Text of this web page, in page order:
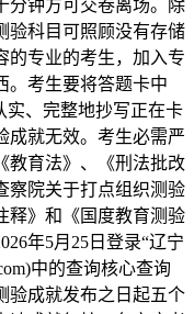
分钟方可交卷离场。除
验科目可照顾没有存储
的专业的考生，加入专
。考生要将答题卡中
实、完整地抄写正在卡
成就无效。考生必需严
教育法》、《刑法批改
察院关于打点组织测验
释》和《国度教育测验
年5月25日登录“辽宁
中的查询核心查询
验成就发布之日起五个